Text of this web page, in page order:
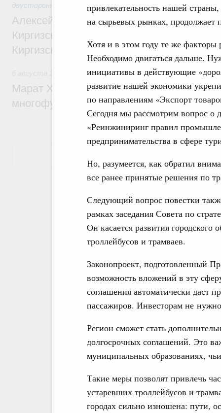
привлекательность нашей
на сырьевых рынках, продолжает
Хотя и в этом году те же факторы
Необходимо двигаться дальше.
инициативы в действующие
развитие нашей экономики
по направлениям «Экспорт
Сегодня мы рассмотрим вопрос о
«Реинжиниринг правил
предпринимательства в сфере
Но, разумеется, как обратил
все ранее принятые решения по
Следующий вопрос повестки
рамках заседания Совета по
Он касается развития городского
троллейбусов и трамваев.
Законопроект, подготовленный
возможность вложений в эту
соглашения автоматически даст
пассажиров. Инвесторам не
Регион сможет стать
долгосрочных соглашений. Это
муниципальных образованиях,
Такие меры позволят привлечь
устаревших троллейбусов и
городах сильно изношена: пути,
двусторонней основе
Алексей Оверчук принял участие в
Киргизского экономического форума и
Киргизской межрегиональной
Дорожное хозяйство
Марат Хуснуллин: На двух скоростных
многофункциональные зоны дорожного